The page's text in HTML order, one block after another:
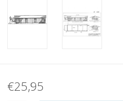
€25,95